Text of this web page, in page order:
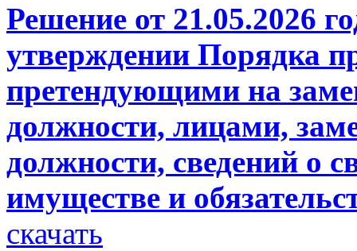
Решение от 21.05.2026
утверждении Порядка
претендующими на
должности, лицами,
должности, сведений о
имуществе и
скачать